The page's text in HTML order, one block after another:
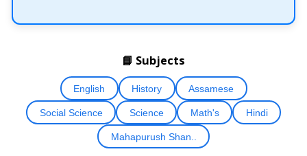
📘 Subjects
English History Assamese
Social Science Science Math's Hindi
Mahapurush Shan..